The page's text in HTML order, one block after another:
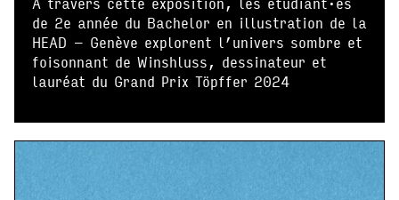
de 2e année du Bachelor en illustration de la
HEAD – Genève explorent l’univers sombre et
foisonnant de Winshluss, dessinateur et
lauréat du Grand Prix Töpffer 2024